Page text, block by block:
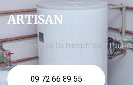
ARTISAN
chaudière fioul De Dietrich Saint Paul
09 72 66 89 55